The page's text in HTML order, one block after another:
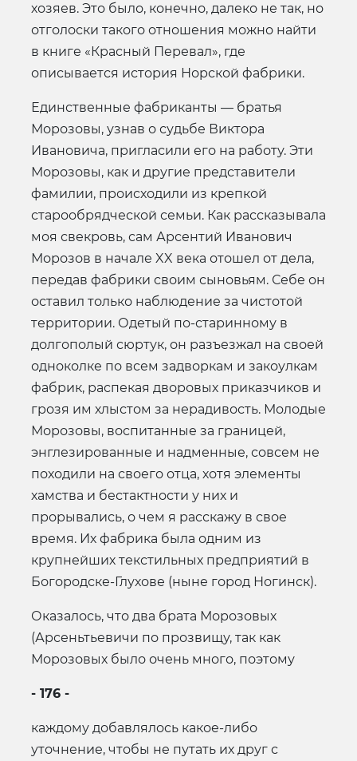
хозяев. Это было, конечно, далеко не так, но
отголоски такого отношения можно найти
в книге «Красный Перевал», где
описывается история Норской фабрики.
Единственные фабриканты — братья
Морозовы, узнав о судьбе Виктора
Ивановича, пригласили его на работу. Эти
Морозовы, как и другие представители
фамилии, происходили из крепкой
старообрядческой семьи. Как рассказывала
моя свекровь, сам Арсентий Иванович
Морозов в начале XX века отошел от дела,
передав фабрики своим сыновьям. Себе он
оставил только наблюдение за чистотой
территории. Одетый по-старинному в
долгополый сюртук, он разъезжал на своей
одноколке по всем задворкам и закоулкам
фабрик, распекая дворовых приказчиков и
грозя им хлыстом за нерадивость. Молодые
Морозовы, воспитанные за границей,
энглезированные и надменные, совсем не
походили на своего отца, хотя элементы
хамства и бестактности у них и
прорывались, о чем я расскажу в свое
время. Их фабрика была одним из
крупнейших текстильных предприятий в
Богородске-Глухове (ныне город Ногинск).
Оказалось, что два брата Морозовых
(Арсеньтьевичи по прозвищу, так как
Морозовых было очень много, поэтому
- 176 -
каждому добавлялось какое-либо
уточнение, чтобы не путать их друг с